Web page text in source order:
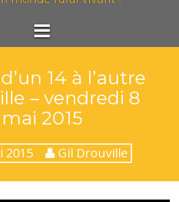
14 à l’autre
– vendredi 8
mai 2015
2015 Gil Drouville